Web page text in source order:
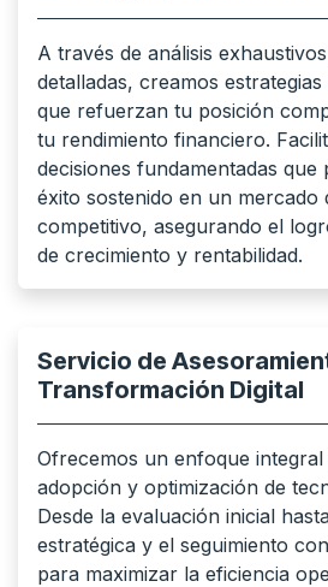
A través de análisis
detalladas, creamos
que refuerzan tu posición
tu rendimiento financiero.
decisiones fundamentadas
éxito sostenido en un mercado
competitivo, asegurando el
de crecimiento y rentabilidad.
Servicio de
Transformación Digital
Ofrecemos un enfoque
adopción y optimización de
Desde la evaluación inicial
estratégica y el seguimiento
para maximizar la eficiencia